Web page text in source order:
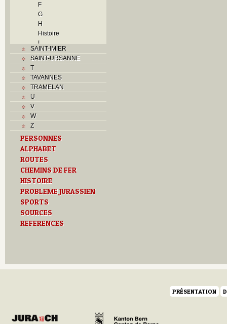
F
G
H
Histoire
I
L
M
P
Problème jurassien
U
Z
SAINT-IMIER
SAINT-URSANNE
T
TAVANNES
TRAMELAN
U
V
W
Z
PERSONNES
ALPHABET
ROUTES
CHEMINS DE FER
HISTOIRE
PROBLEME JURASSIEN
SPORTS
SOURCES
REFERENCES
PRÉSENTATION